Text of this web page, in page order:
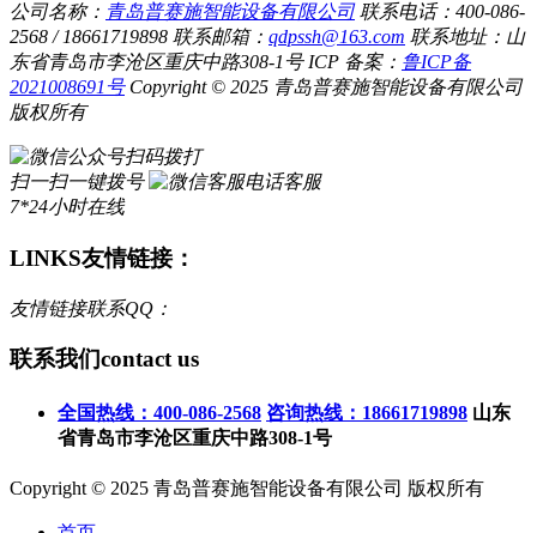
公司名称： 青岛普赛施智能设备有限公司 联系电话：400-086-
2568 / 18661719898 联系邮箱： qdpssh@163.com 联系地址：山
东省青岛市李沧区重庆中路308-1号 ICP 备案： 鲁ICP备
2021008691号 Copyright © 2025 青岛普赛施智能设备有限公司
版权所有
扫码拨打
扫一扫一键拨号
电话客服
7*24小时在线
LINKS友情链接：
友情链接联系QQ：
联系我们contact us
全国热线：400-086-2568 咨询热线：18661719898 山东
省青岛市李沧区重庆中路308-1号
Copyright © 2025 青岛普赛施智能设备有限公司 版权所有